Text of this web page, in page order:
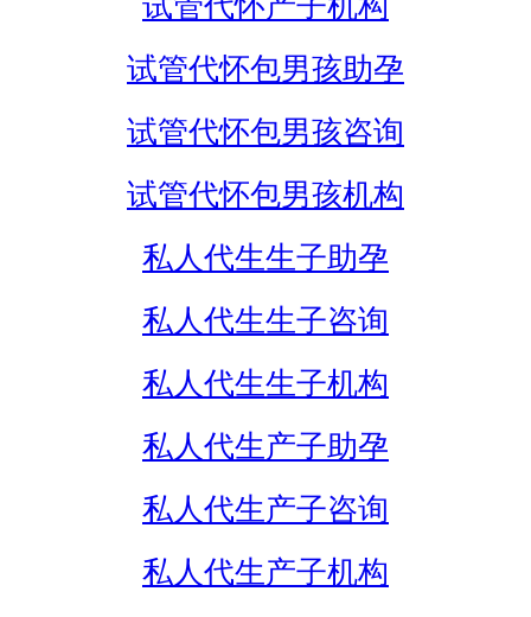
试管代怀包男孩助孕
试管代怀包男孩咨询
试管代怀包男孩机构
私人代生生子助孕
私人代生生子咨询
私人代生生子机构
私人代生产子助孕
私人代生产子咨询
私人代生产子机构